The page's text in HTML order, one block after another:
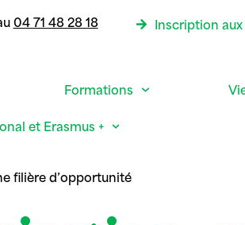
04 71 48 28 18 Inscription
Formations
et Erasmus +
filière d’opportunité